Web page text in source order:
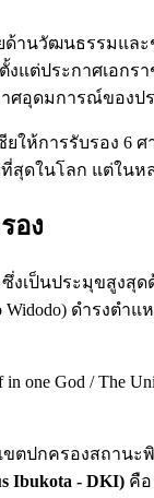
านวัฒนธรรมและ
แต่ประกาศเอก
าศอุดมการณ์ของ
ยให้การรับรอง
สุดในโลก แต่ใน
อง
เป็นประมุขสูงสุ
Widodo) ดำรงต
God / The Unity
ขตปกครองสถานะ
Ibukota - DKI) คือ